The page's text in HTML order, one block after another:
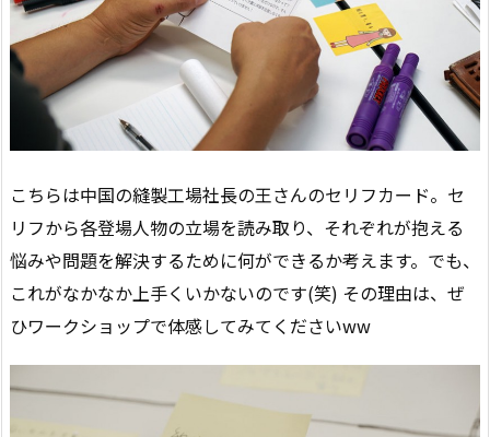
こちらは中国の縫製工場社長の王さんのセリフカード。セ
リフから各登場人物の立場を読み取り、それぞれが抱える
悩みや問題を解決するために何ができるか考えます。でも、
これがなかなか上手くいかないのです(笑) その理由は、ぜ
ひワークショップで体感してみてくださいww